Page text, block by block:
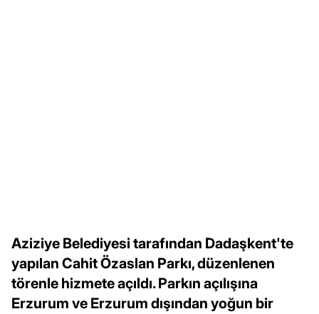
Aziziye Belediyesi tarafından Dadaşkent'te
yapılan Cahit Özaslan Parkı, düzenlenen
törenle hizmete açıldı. Parkın açılışına
Erzurum ve Erzurum dışından yoğun bir